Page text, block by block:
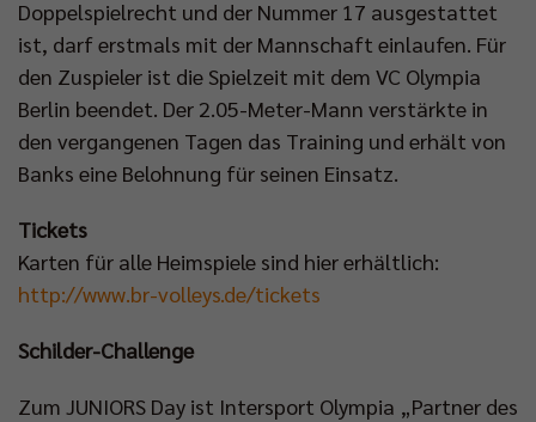
Doppelspielrecht und der Nummer 17 ausgestattet
ist, darf erstmals mit der Mannschaft einlaufen. Für
den Zuspieler ist die Spielzeit mit dem VC Olympia
Berlin beendet. Der 2.05-Meter-Mann verstärkte in
den vergangenen Tagen das Training und erhält von
Banks eine Belohnung für seinen Einsatz.
Tickets
Karten für alle Heimspiele sind hier erhältlich:
http://www.br-volleys.de/tickets
Schilder-Challenge
Zum JUNIORS Day ist Intersport Olympia „Partner des